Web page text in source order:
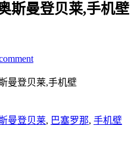
斯曼登贝莱,手机壁
曼登贝莱, 巴塞罗那, 手机壁